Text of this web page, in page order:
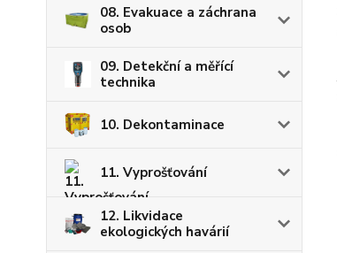
08. Evakuace a záchrana
osob
09. Detekční a měřící
technika
10. Dekontaminace
11. Vyprošťování
12. Likvidace
ekologických havárií